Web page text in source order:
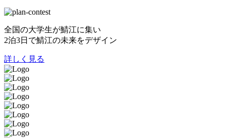
全国の大学生が鯖江に集い
2泊3日で鯖江の未来をデザイン
詳しく見る